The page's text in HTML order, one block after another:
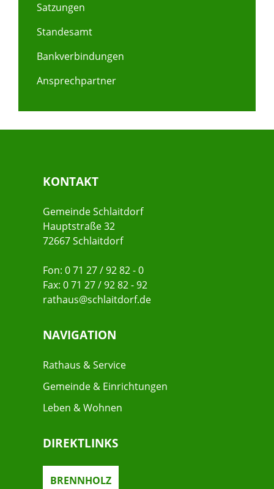
Satzungen
Standesamt
Bankverbindungen
Ansprechpartner
KONTAKT
Gemeinde Schlaitdorf
Hauptstraße 32
72667 Schlaitdorf
Fon: 0 71 27 / 92 82 - 0
Fax: 0 71 27 / 92 82 - 92
rathaus@schlaitdorf.de
NAVIGATION
Rathaus & Service
Gemeinde & Einrichtungen
Leben & Wohnen
DIREKTLINKS
BRENNHOLZ